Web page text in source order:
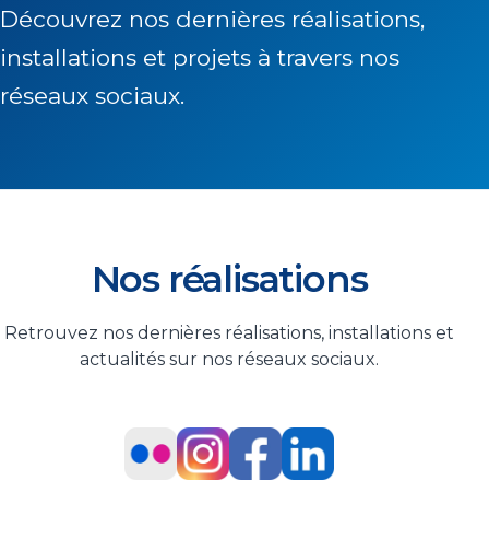
Découvrez nos dernières réalisations,
installations et projets à travers nos
réseaux sociaux.
Nos réalisations
Retrouvez nos dernières réalisations, installations et
actualités sur nos réseaux sociaux.